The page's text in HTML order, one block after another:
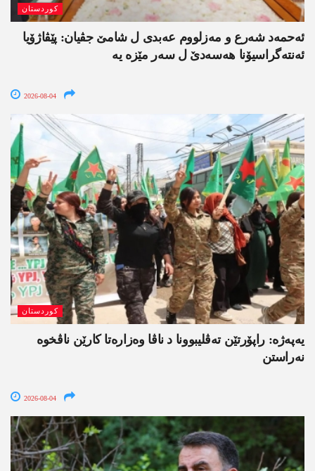
کوردستان
ئەحمەد شەرع و مەزلووم عەبدی ل شامێ جڤیان: پێڤاژۆیا
ئەنتەگراسیۆنا ھەسەدێ ل سەر مێزە یە
2026-08-04
کوردستان
یەپەژە: راپۆرتێن تەڤلیبوونا د ناڤا وەزارەتا کارێن ناڤخوە
نەراستن
2026-08-04